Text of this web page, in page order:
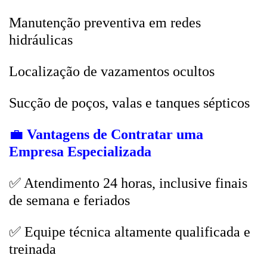
Manutenção preventiva em redes
hidráulicas
Localização de vazamentos ocultos
Sucção de poços, valas e tanques sépticos
💼 Vantagens de Contratar uma
Empresa Especializada
✅ Atendimento 24 horas, inclusive finais
de semana e feriados
✅ Equipe técnica altamente qualificada e
treinada